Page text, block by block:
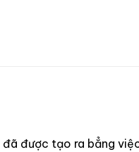
được tạo ra bẳng